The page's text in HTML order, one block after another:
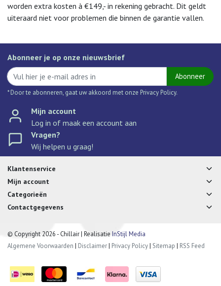
worden extra kosten à €149,- in rekening gebracht. Dit geldt
uiteraard niet voor problemen die binnen de garantie vallen.
Abonneer je op onze nieuwsbrief
Abonneer
* Door te abonneren, gaat uw akkoord met onze Privacy Policy.
Mijn account
Log in of maak een account aan
Vragen?
Wij helpen u graag!
Klantenservice
Mijn account
Categorieën
Contactgegevens
© Copyright 2026 - Chillair | Realisatie InStijl Media
Algemene Voorwaarden | Disclaimer| Privacy Policy| Sitemap | RSS Feed